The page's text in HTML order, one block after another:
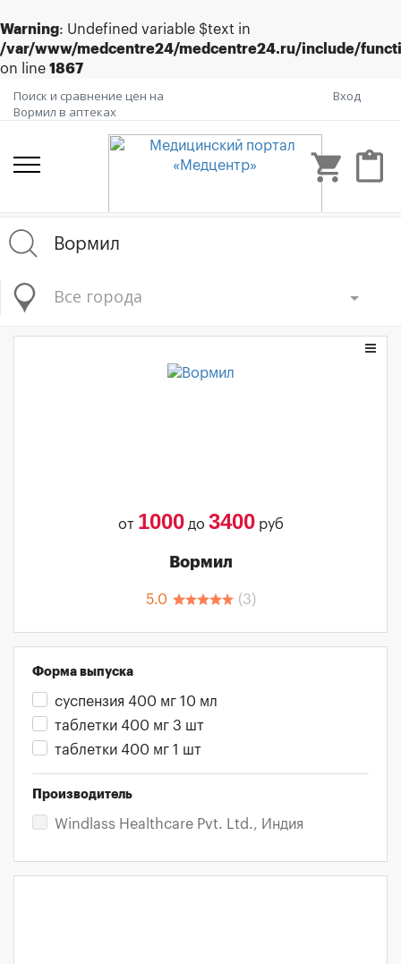
Warning: Undefined variable $text in
/var/www/medcentre24/medcentre24.ru/include/
on line 1867
Поиск и сравнение цен на
Вормил в аптеках
Вход
shopping_cart content_paste
Все города
от 1000до 3400руб
Вормил
5.0 (3)
Форма выпуска
суспензия 400 мг 10 мл
таблетки 400 мг 3 шт
таблетки 400 мг 1 шт
Производитель
Windlass Healthcare Pvt. Ltd., Индия